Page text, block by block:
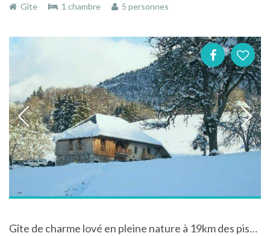
Gîte
1 chambre 5 personnes
Gîte de charme lové en pleine nature à 19km des pistes de la station familiale des Aillons